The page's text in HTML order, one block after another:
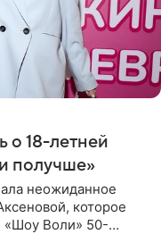
о 18-летней
получше»
неожиданное
которое
«Шоу Воли» 50-